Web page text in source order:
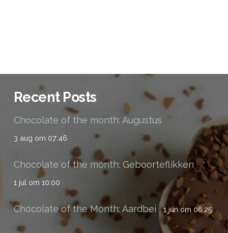
Recent Posts
Chocolate of the month: Augustus
3 aug om 07:46
Chocolate of the month: Geboorteflikken
1 jul om 10:00
Chocolate of the Month: Aardbei 1 jun om 06:25